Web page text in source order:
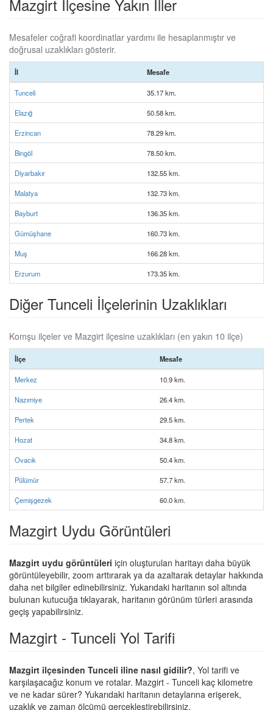
Mazgirt İlçesine Yakın İller
Mesafeler coğrafi koordinatlar yardımı ile hesaplanmıştır ve
doğrusal uzaklıkları gösterir.
İl Mesafe
Tunceli 35.17 km.
Elazığ 50.58 km.
Erzincan 78.29 km.
Bingöl 78.50 km.
Diyarbakır 132.55 km.
Malatya 132.73 km.
Bayburt 136.35 km.
Gümüşhane 160.73 km.
Muş 166.28 km.
Erzurum 173.35 km.
Diğer Tunceli İlçelerinin Uzaklıkları
Komşu ilçeler ve Mazgirt ilçesine uzaklıkları (en yakın 10 ilçe)
İlçe Mesafe
Merkez 10.9 km.
Nazımiye 26.4 km.
Pertek 29.5 km.
Hozat 34.8 km.
Ovacık 50.4 km.
Pülümür 57.7 km.
Çemişgezek 60.0 km.
Mazgirt Uydu Görüntüleri
Mazgirt uydu görüntüleri için oluşturulan haritayı daha büyük
görüntüleyebilir, zoom arttırarak ya da azaltarak detaylar hakkında
daha net bilgiler edinebilirsiniz. Yukarıdaki haritanın sol altında
bulunan kutucuğa tıklayarak, haritanın görünüm türleri arasında
geçiş yapabilirsiniz.
Mazgirt - Tunceli Yol Tarifi
Mazgirt ilçesinden Tunceli iline nasıl gidilir?, Yol tarifi ve
karşılaşacağız konum ve rotalar. Mazgirt - Tunceli kaç kilometre
ve ne kadar sürer? Yukarıdaki haritanın detaylarına erişerek,
uzaklık ve zaman ölçümü gerçekleştirebilirsiniz.